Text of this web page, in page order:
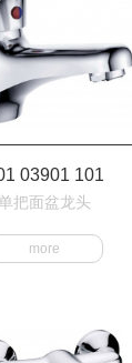
03901 101
把面盆龙头
more